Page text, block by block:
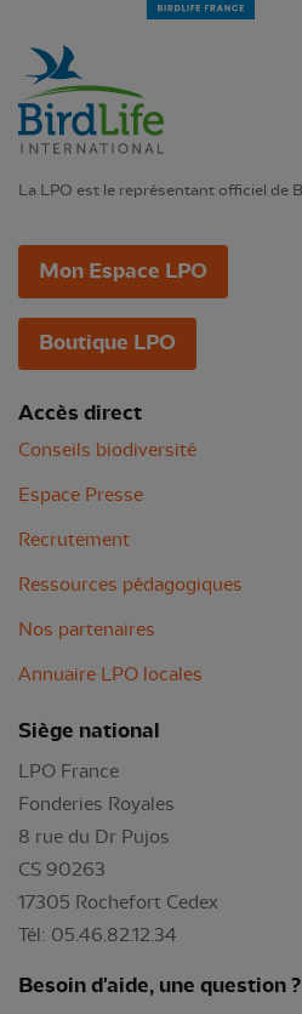
La LPO est le représentant officiel de
Mon Espace LPO
Boutique LPO
Accès direct
Conseils biodiversité
Espace Presse
Recrutement
Ressources pédagogiques
Nos partenaires
Annuaire LPO locales
Siège national
LPO France
Fonderies Royales
8 rue du Dr Pujos
CS 90263
17305 Rochefort Cedex
Tél: 05.46.82.12.34
Besoin d'aide, une question ?